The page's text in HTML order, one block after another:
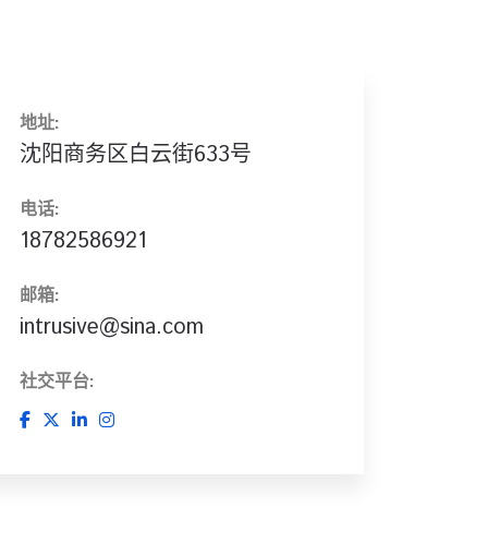
地址:
沈阳商务区白云街633号
电话:
18782586921
邮箱:
intrusive@sina.com
社交平台: